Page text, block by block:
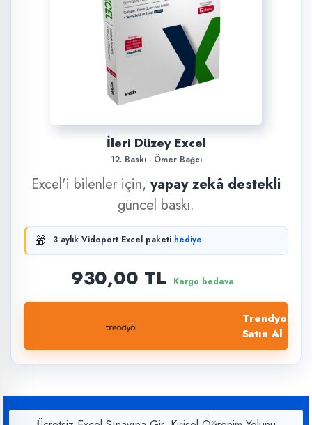
İleri Düzey Excel
12. Baskı · Ömer Bağcı
Excel'i bilenler için, yapay zekâ destekli
güncel baskı.
🎁 3 aylık Vidoport Excel paketi hediye
930,00 TL Kargo bedava
Trendyol'dan
Satın Al